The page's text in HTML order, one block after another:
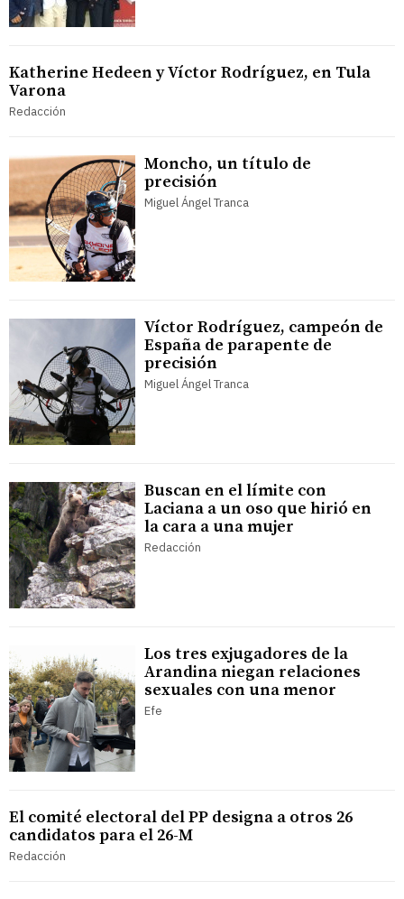
Katherine Hedeen y Víctor Rodríguez, en Tula
Varona
Redacción
Moncho, un título de
precisión
Miguel Ángel Tranca
Víctor Rodríguez, campeón de
España de parapente de
precisión
Miguel Ángel Tranca
Buscan en el límite con
Laciana a un oso que hirió en
la cara a una mujer
Redacción
Los tres exjugadores de la
Arandina niegan relaciones
sexuales con una menor
Efe
El comité electoral del PP designa a otros 26
candidatos para el 26-M
Redacción